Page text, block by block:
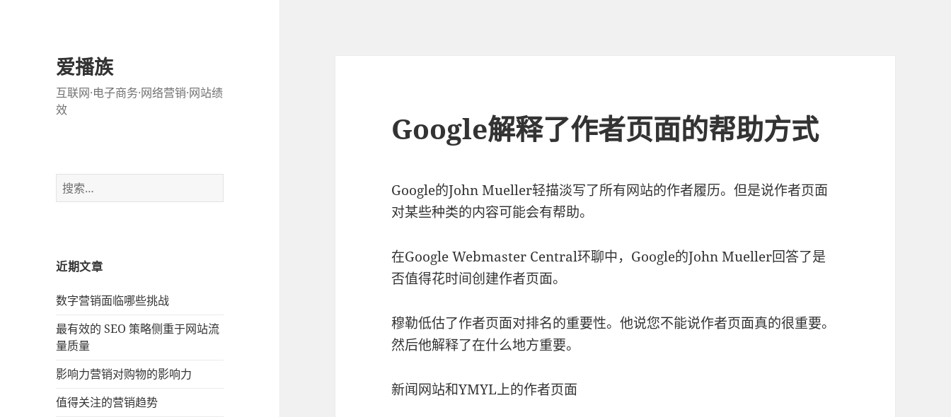
爱播族
互联网·电子商务·网络营销·网站绩
效
搜
索
近期文章
数字营销面临哪些挑战
最有效的 SEO 策略侧重于网站流
量质量
影响力营销对购物的影响力
值得关注的营销趋势
Google解释了作者页面的帮助方式
Google的John Mueller轻描淡写了所有网站的作者履历。但是说作者页面
对某些种类的内容可能会有帮助。
在Google Webmaster Central环聊中，Google的John Mueller回答了是
否值得花时间创建作者页面。
穆勒低估了作者页面对排名的重要性。他说您不能说作者页面真的很重要。
然后他解释了在什么地方重要。
新闻网站和YMYL上的作者页面